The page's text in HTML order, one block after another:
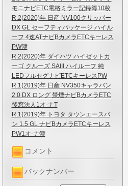
モニナビETC電格ミラー記録簿10枚
R.2(2020)年 日産 NV100クリッパー
DX GL セーフティパッケージ ハイル
ーフ 4速ATナビBカメラETCキーレス
PW簿
R.2(2020)年 ダイハツ ハイゼットカ
ーゴ クルーズ SAIII ハイルーフ 純
LEDフルセグナビETCキーレスPW
R.1(2019)年 日産 NV350キャラバン
2.0 DX ロング 禁煙ナビBカメラETC
後窓法人1オ-ナT
R.1(2019)年 トヨタ タウンエースバ
ン 1.5 GL ナビBカメラETCキーレス
PW1オ-ナ簿
コメント
バックナンバー